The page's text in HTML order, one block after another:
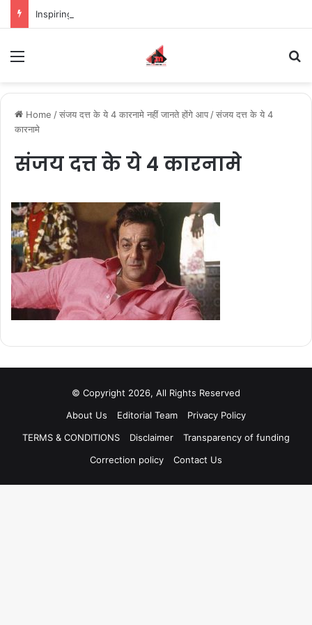
Home /संजय दत्त के ये 4 कारनामे नहीं जानते होंगे आप /संजय दत्त के ये 4
कारनामे
संजय दत्त के ये 4 कारनामे
© Copyright 2026, All Rights Reserved
About Us
Editorial Team
Privacy Policy
TERMS & CONDITIONS
Disclaimer
Transparency of funding
Correction policy
Contact Us